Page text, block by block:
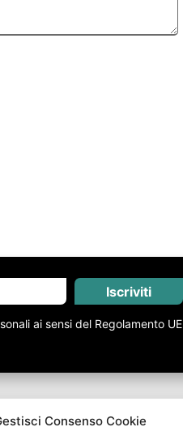
Consenso Cookie
ai sensi del Regolamento UE
Iscriviti